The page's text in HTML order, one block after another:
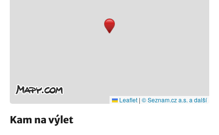
Leaflet | © Seznam.cz a.s. a další
Kam na výlet